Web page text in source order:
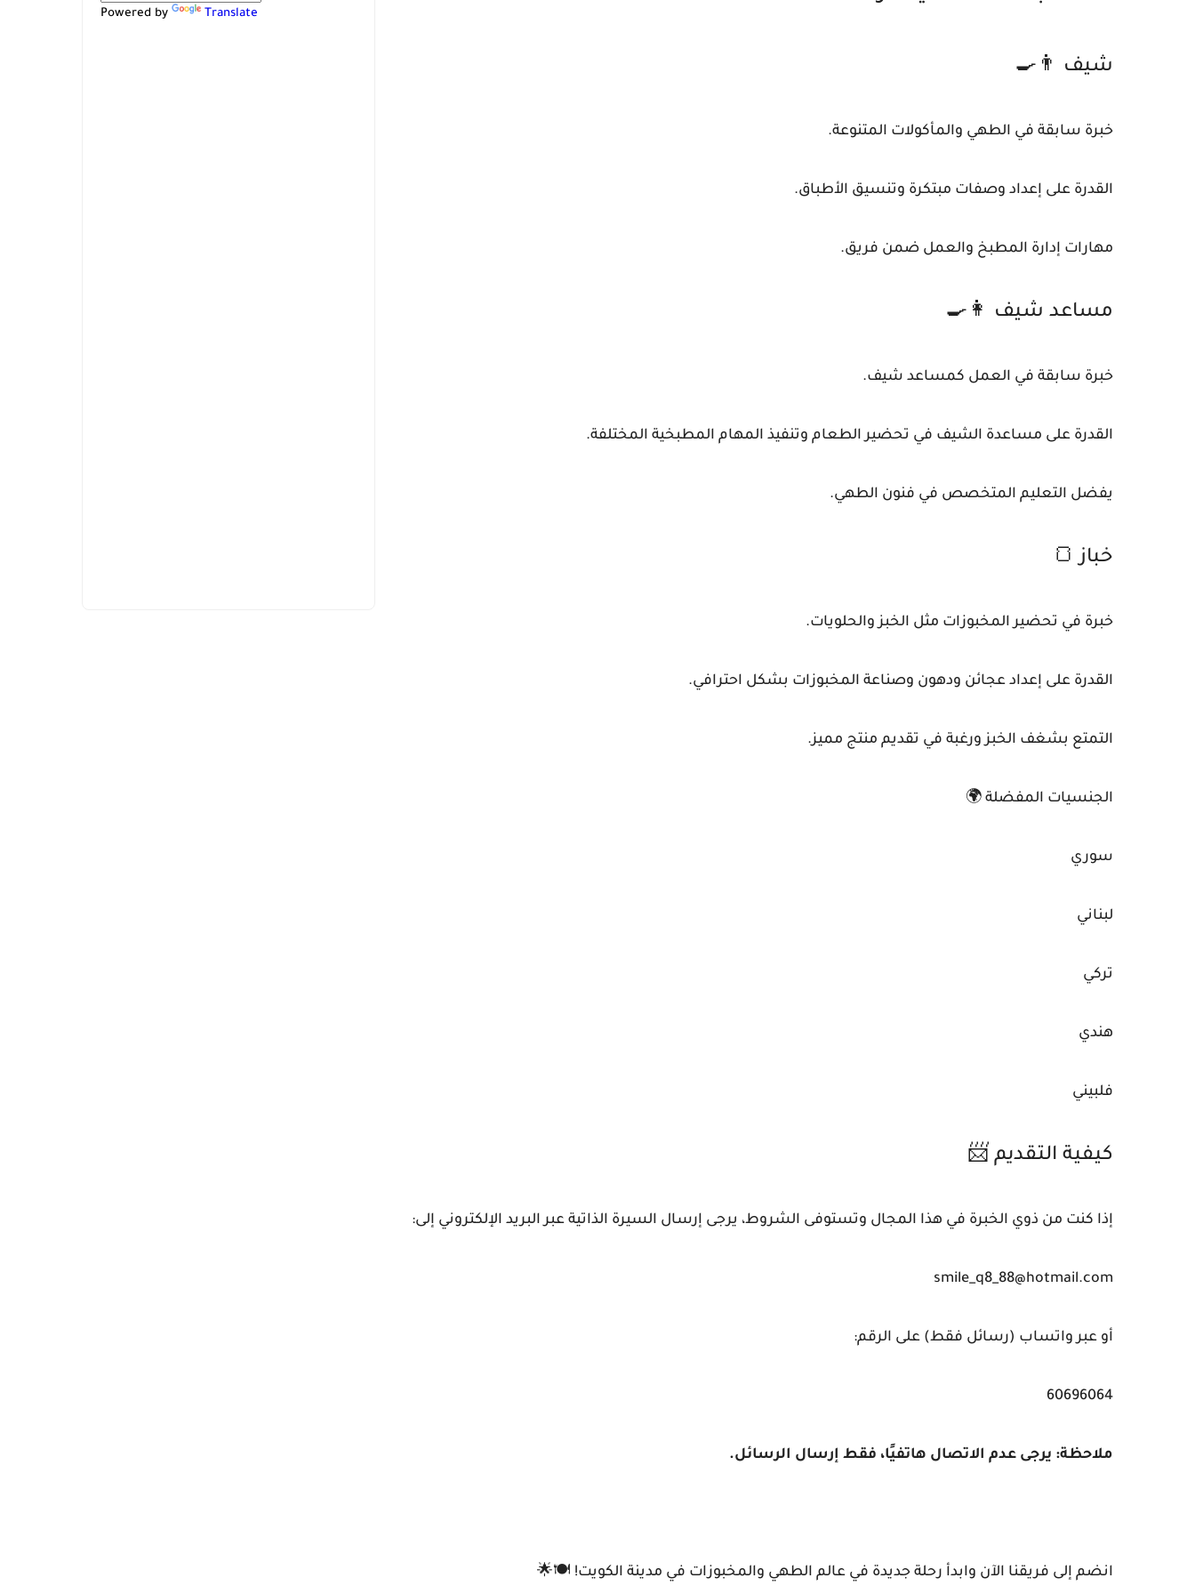
شيف 👨‍🍳
خبرة سابقة في الطهي والمأكولات المتنوعة.
القدرة على إعداد وصفات مبتكرة وتنسيق الأطباق.
مهارات إدارة المطبخ والعمل ضمن فريق.
مساعد شيف 👩‍🍳
خبرة سابقة في العمل كمساعد شيف.
القدرة على مساعدة الشيف في تحضير الطعام وتنفيذ المهام المطبخية المختلفة.
يفضل التعليم المتخصص في فنون الطهي.
خباز 🍞
خبرة في تحضير المخبوزات مثل الخبز والحلويات.
القدرة على إعداد عجائن ودهون وصناعة المخبوزات بشكل احترافي.
التمتع بشغف الخبز ورغبة في تقديم منتج مميز.
الجنسيات المفضلة 🌍
سوري
لبناني
تركي
هندي
فلبيني
كيفية التقديم 📨
إذا كنت من ذوي الخبرة في هذا المجال وتستوفى الشروط، يرجى إرسال السيرة الذاتية عبر البريد الإلكتروني إلى:
smile_q8_88@hotmail.com
أو عبر واتساب (رسائل فقط) على الرقم:
60696064
ملاحظة: يرجى عدم الاتصال هاتفيًا، فقط إرسال الرسائل.
انضم إلى فريقنا الآن وابدأ رحلة جديدة في عالم الطهي والمخبوزات في مدينة الكويت! 🍽️🌟
Powered by Translate